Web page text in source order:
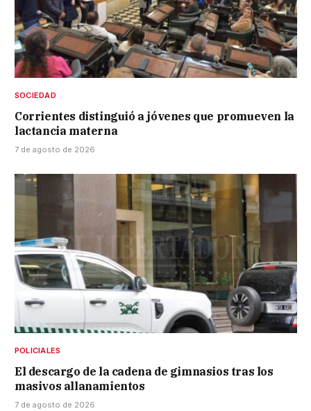
SOCIEDAD
Corrientes distinguió a jóvenes que promueven la
lactancia materna
7 de agosto de 2026
POLICIALES
El descargo de la cadena de gimnasios tras los
masivos allanamientos
7 de agosto de 2026